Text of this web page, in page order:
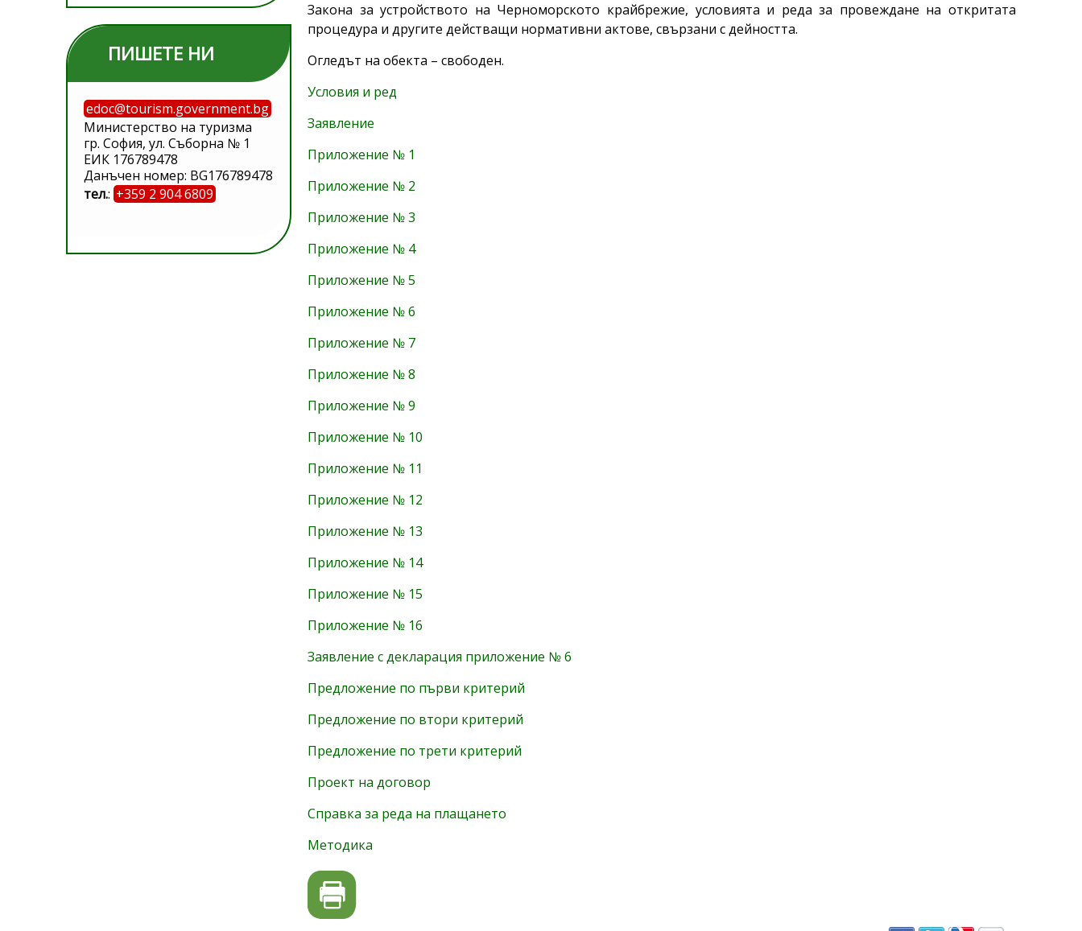
ПИШЕТЕ НИ
edoc@tourism.government.bg
Министерство на туризма
гр. София, ул. Съборна № 1
ЕИК 176789478
Данъчен номер: BG176789478
тел.: +359 2 904 6809
Закона за устройството на Черноморското крайбрежие, условията и реда за провеждане на откритата
процедура и другите действащи нормативни актове, свързани с дейността.
Огледът на обекта – свободен.
Условия и ред
Заявление
Приложение № 1
Приложение № 2
Приложение № 3
Приложение № 4
Приложение № 5
Приложение № 6
Приложение № 7
Приложение № 8
Приложение № 9
Приложение № 10
Приложение № 11
Приложение № 12
Приложение № 13
Приложение № 14
Приложение № 15
Приложение № 16
Заявление с декларация приложение № 6
Предложение по първи критерий
Предложение по втори критерий
Предложение по трети критерий
Проект на договор
Справка за реда на плащането
Методика